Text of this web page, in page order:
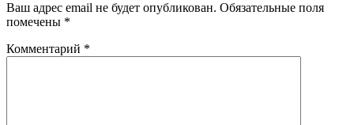
Ваш адрес email не будет опубликован. Обязательные поля
помечены *
Комментарий *